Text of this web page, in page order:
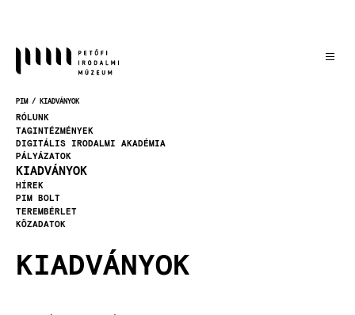
MORZSA
PIM KIADVÁNYOK
RÓLUNK
TAGINTÉZMÉNYEK
DIGITÁLIS IRODALMI AKADÉMIA
PÁLYÁZATOK
KIADVÁNYOK
HÍREK
PIM BOLT
TEREMBÉRLET
KÖZADATOK
KIADVÁNYOK